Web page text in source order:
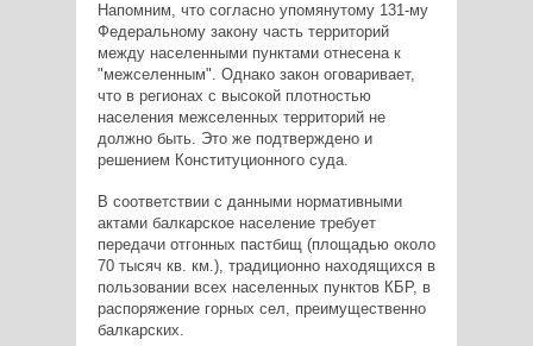
Напомним, что согласно упомянутому 131-му
Федеральному закону часть территорий
между населенными пунктами отнесена к
"межселенным". Однако закон оговаривает,
что в регионах с высокой плотностью
населения межселенных территорий не
должно быть. Это же подтверждено и
решением Конституционного суда.
В соответствии с данными нормативными
актами балкарское население требует
передачи отгонных пастбищ (площадью около
70 тысяч кв. км.), традиционно находящихся в
пользовании всех населенных пунктов КБР, в
распоряжение горных сел, преимущественно
балкарских.